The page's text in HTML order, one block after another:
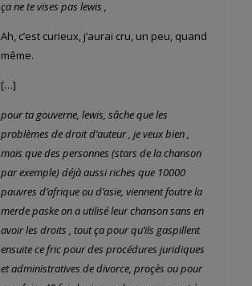
ça ne te vises pas lewis ,
Ah, c’est curieux, j’aurai cru, un peu, quand
même.
[…]
pour ta gouverne, lewis, sâche que les
problèmes de droit d’auteur , je veux bien ,
mais que des personnes (stars de la chanson
par exemple) déjà aussi riches que 10000
pauvres d’afrique ou d’asie, viennent foutre la
merde paske on a utilisé leur chanson sans en
avoir les droits , tout ça pour qu’ils gaspillent
ensuite ce fric pour des procédures juridiques
et administratives de divorce, proçès ou pour